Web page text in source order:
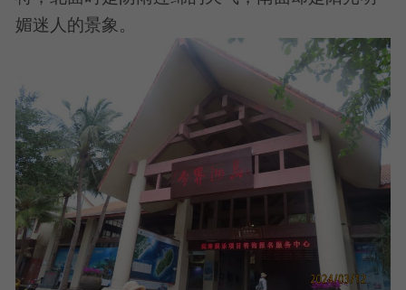
媚迷人的景象。